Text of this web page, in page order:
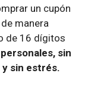
un cupón
manera
de 16 dígitos
sin
y sin estrés.